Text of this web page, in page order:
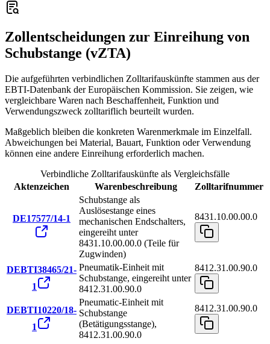
Zollentscheidungen zur Einreihung von
Schubstange (vZTA)
Die aufgeführten verbindlichen Zolltarifauskünfte stammen aus der
EBTI-Datenbank der Europäischen Kommission. Sie zeigen, wie
vergleichbare Waren nach Beschaffenheit, Funktion und
Verwendungszweck zolltariflich beurteilt wurden.
Maßgeblich bleiben die konkreten Warenmerkmale im Einzelfall.
Abweichungen bei Material, Bauart, Funktion oder Verwendung
können eine andere Einreihung erforderlich machen.
Verbindliche Zolltarifauskünfte als Vergleichsfälle
Aktenzeichen
Warenbeschreibung Zolltarifnummer
DE17577/14-1
Schubstange als
Auslösestange eines
mechanischen Endschalters,
eingereiht unter
8431.10.00.00.0 (Teile für
Zugwinden)
8431.10.00.00.0
DEBTI38465/21-
1
Pneumatik-Einheit mit
Schubstange, eingereiht unter
8412.31.00.90.0
8412.31.00.90.0
DEBTI10220/18-
1
Pneumatic-Einheit mit
Schubstange
(Betätigungsstange),
8412.31.00.90.0
8412.31.00.90.0